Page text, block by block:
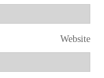
Website